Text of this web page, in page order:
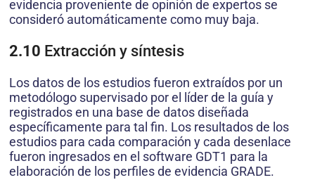
evidencia proveniente de opinión de expertos se
consideró automáticamente como muy baja.
2.10 Extracción y síntesis
Los datos de los estudios fueron extraídos por un
metodólogo supervisado por el líder de la guía y
registrados en una base de datos diseñada
específicamente para tal fin. Los resultados de los
estudios para cada comparación y cada desenlace
fueron ingresados en el software GDT1 para la
elaboración de los perfiles de evidencia GRADE.